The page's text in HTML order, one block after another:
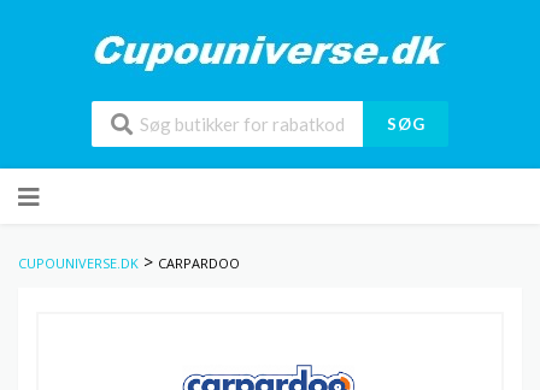
SØG
to
CUPOUNIVERSE.DK > CARPARDOO